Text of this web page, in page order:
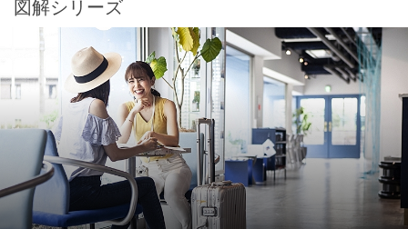
図解シリーズ